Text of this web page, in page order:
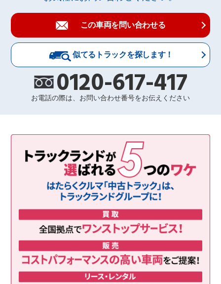
この車両を問い合わせる
似てるトラックを探します！
0120-617-417
お電話の際は、お問い合わせ番号をお伝えください